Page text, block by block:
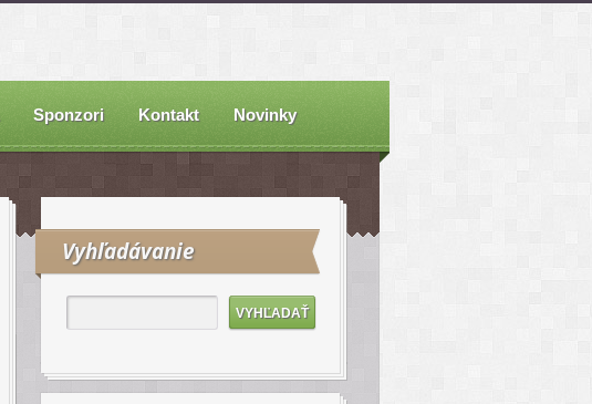
Sponzori Kontakt Novinky
Vyhľadávanie